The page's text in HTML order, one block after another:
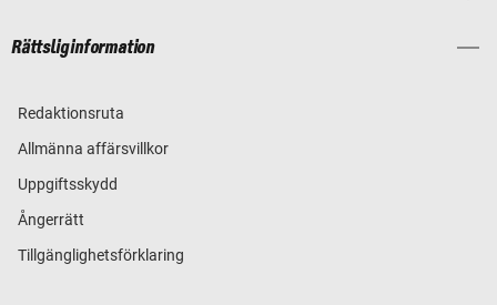
Rättslig information
Redaktionsruta
Allmänna affärsvillkor
Uppgiftsskydd
Ångerrätt
Tillgänglighetsförklaring